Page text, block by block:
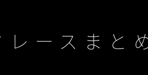
レースまと